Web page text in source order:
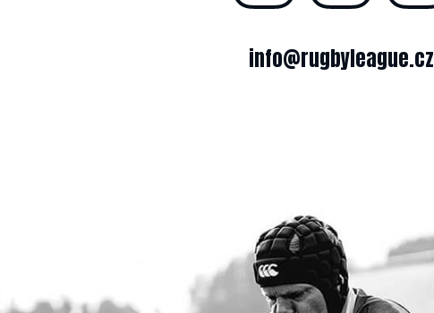
info@rugbyleague.cz